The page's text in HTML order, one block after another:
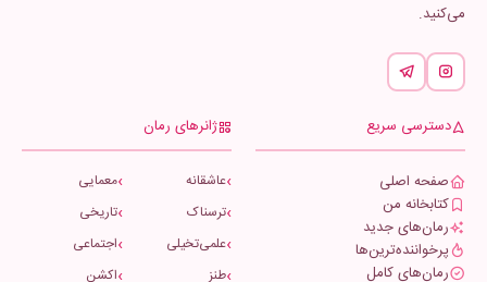
می‌کنید.
دسترسی سریع
صفحه اصلی
کتابخانه من
رمان‌های جدید
پرخواننده‌ترین‌ها
رمان‌های کامل
ژانرهای رمان
عاشقانه
معمایی
ترسناک
تاریخی
علمی‌تخیلی
اجتماعی
طنز
اکشن